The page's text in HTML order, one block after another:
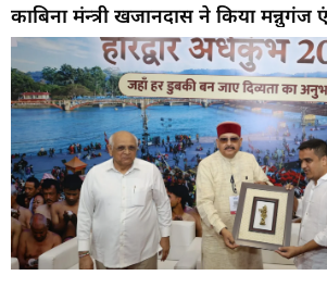
काबिना मंन्त्री खजानदास ने किया मन्नुगंज